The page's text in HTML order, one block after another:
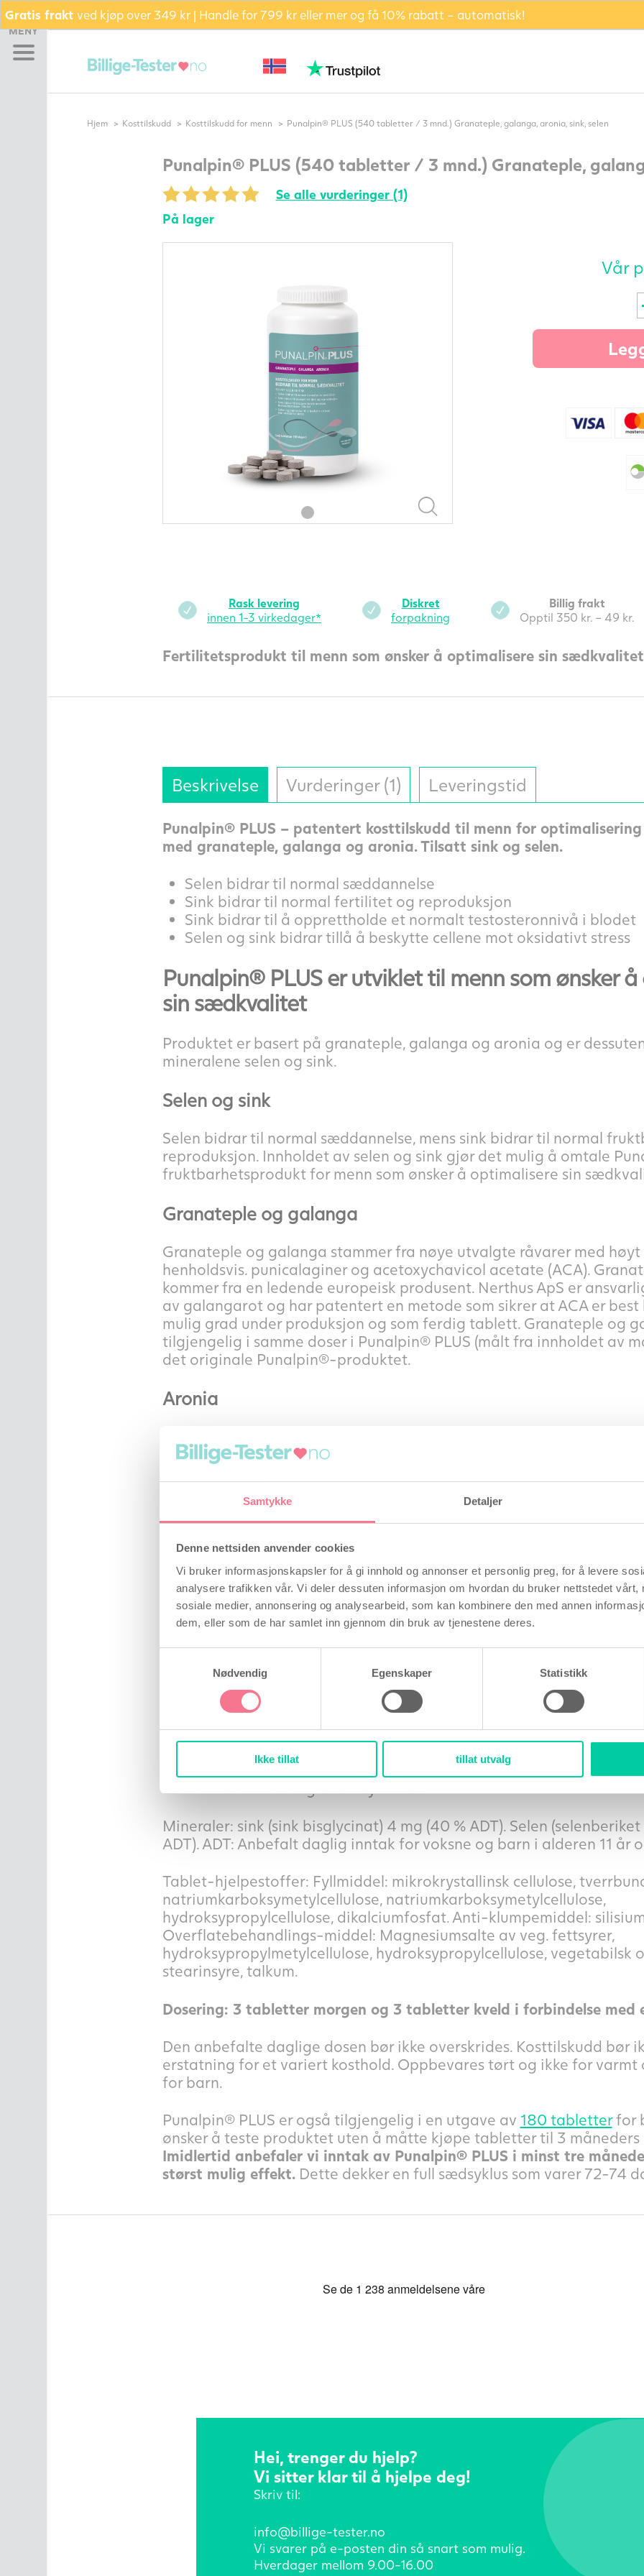
Gratis frakt ved kjøp over 349 kr | Handle for 799 kr eller mer og få 10% rabatt – automatisk!
Samtykke Detaljer
Denne nettsiden anvender cookies
Vi bruker informasjonskapsler for å gi innhold og annonser et personlig preg, for å levere
analysere trafikken vår. Vi deler dessuten informasjon om hvordan du bruker nettstedet vårt,
sosiale medier, annonsering og analysearbeid, som kan kombinere den med annen
dem, eller som de har samlet inn gjennom din bruk av tjenestene deres.
Nødvendig
Egenskaper Statistikk
Ikke tillat tillat utvalg
MENY
Hjem
Eggløsningstest
Bekreft eggløsning (PdG)
Testsett
Hjem Kosttilskudd Kosttilskudd for menn Punalpin® PLUS (540 tabletter / 3 mnd.) Granateple, galanga, aronia, sink, selen
Punalpin® PLUS (540 tabletter / 3 mnd.) Granateple,
Se alle vurderinger (1)
På lager
Vår
/
Rask levering
innen 1-3 virkedager*
Diskret
forpakning
Billig frakt
Opptil 350 kr. – 49 kr.
Fertilitetsprodukt til menn som ønsker å optimalisere sin
Beskrivelse Vurderinger (1) Leveringstid
Punalpin® PLUS – patentert kosttilskudd til menn for
med granateple, galanga og aronia. Tilsatt sink og selen.
Selen bidrar til normal sæddannelse
Sink bidrar til normal fertilitet og reproduksjon
Sink bidrar til å opprettholde et normalt testosteronnivå i blodet
Selen og sink bidrar tillå å beskytte cellene mot oksidativt stress
Punalpin® PLUS er utviklet til menn som ønsker
sin sædkvalitet
Produktet er basert på granateple, galanga og aronia og er
mineralene selen og sink.
Selen og sink
Selen bidrar til normal sæddannelse, mens sink bidrar til normal
reproduksjon. Innholdet av selen og sink gjør det mulig å omtale
fruktbarhetsprodukt for menn som ønsker å optimalisere sin
Granateple og galanga
Granateple og galanga stammer fra nøye utvalgte råvarer med
henholdsvis. punicalaginer og acetoxychavicol acetate (ACA).
kommer fra en ledende europeisk produsent. Nerthus ApS er
av galangarot og har patentert en metode som sikrer at ACA er
mulig grad under produksjon og som ferdig tablett. Granateple og
tilgjengelig i samme doser i Punalpin® PLUS (målt fra innholdet av
det originale Punalpin®-produktet.
Aronia
Nord-Amerika, men trives godt i Danmark. Det tørkede
som gir en unik sammensetning av anthocyaniner.
Alt i én tablett
I Punalpin® PLUS kombineres alle ingrediensene i en tablett. Vår
behandling av galangarot gjør at ingrediensene kan kombineres i
å gå på kompromiss med holdbarheten til de enkelte aktive stoffene.
Planteingredienser: Granateple (Punica granatum L.), fruktekstrakt,
inneholder min. 300 mg punicalaginer. Stor galanga (Alpinia
Rhizome, 350 – 780 mg som inneholder min. 16 mg acetoksy-
Aronia (blandet Aronia melanocarpa (Michx.) Elliott, A. prunifolia
arbutifolia (L.) Pers., A. mitschurinii Skvotsov og Maitulina), fruktkjøtt,
Mineraler: sink (sink bisglycinat) 4 mg (40 % ADT). Selen
ADT). ADT: Anbefalt daglig inntak for voksne og barn i alderen 11 år
Tablet-hjelpestoffer: Fyllmiddel: mikrokrystallinsk cellulose,
natriumkarboksymetylcellulose, natriumkarboksymetylcellulose,
hydroksypropylcellulose, dikalciumfosfat. Anti-klumpemiddel:
Overflatebehandlings-middel: Magnesiumsalte av veg. fettsyrer,
hydroksypropylmetylcellulose, hydroksypropylcellulose, vegetabilsk
stearinsyre, talkum.
Dosering: 3 tabletter morgen og 3 tabletter kveld i forbindelse med
Den anbefalte daglige dosen bør ikke overskrides. Kosttilskudd bør
erstatning for et variert kosthold. Oppbevares tørt og ikke for varmt
for barn.
Punalpin® PLUS er også tilgjengelig i en utgave av 180 tabletterfor
ønsker å teste produktet uten å måtte kjøpe tabletter til 3 måneders
Imidlertid anbefaler vi inntak av Punalpin® PLUS i minst tre
størst mulig effekt.Dette dekker en full sædsyklus som varer 72-74
Hei, trenger du hjelp?
Vi sitter klar til å hjelpe deg!
Skriv til:
info@billige-tester.no
Vi svarer på e-posten din så snart som mulig.
Hverdager mellom 9.00-16.00